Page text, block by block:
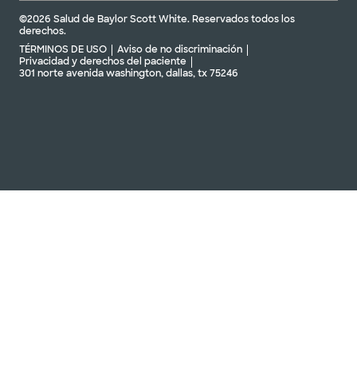
©2026 Salud de Baylor Scott White. Reservados todos los
derechos.
TÉRMINOS DE USO
Aviso de no discriminación
Privacidad y derechos del paciente
301 norte avenida washington, dallas, tx 75246